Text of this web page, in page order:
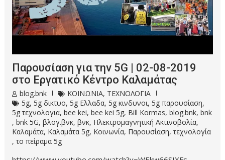
Παρουσίαση για την 5G | 02-08-2019
στο Εργατικό Κέντρο Καλαμάτας
blog.bnk ΚΟΙΝΩΝΙΑ, ΤΕΧΝΟΛΟΓΙΑ
5g,5g δικτυο,5g Ελλαδα,5g κινδυνοι,5g παρουσίαση,
5g τεχνολογια,bee kei,bee kei 5g, Bill Kormas,blog.bnk,bnk
,bnk 5G,βλογ.βνκ,βνκ, Ηλεκτρομαγνητική Ακτινοβολία,
Καλαμάτα, Καλαμάτα 5g, Κοινωνία, Παρουσίαση,τεχνολογία
,το πείραμα 5g